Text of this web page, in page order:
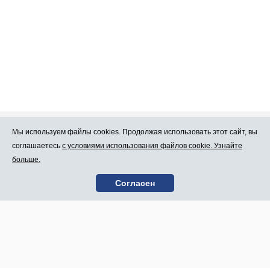
Про Atlants.lv Реклама
Контакты
Условия
пользования
Мы используем файлы cookies. Продолжая использовать этот сайт, вы
соглашаетесь с условиями использования файлов cookie. Узнайте
больше.
Согласен